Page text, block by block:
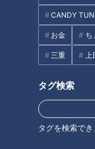
CANDY
お金 ち
三重 上
タグ検索
タグを検索でき
チャント！
食べなきゃ損
身近な生活情報から
海3県にとことん寄り